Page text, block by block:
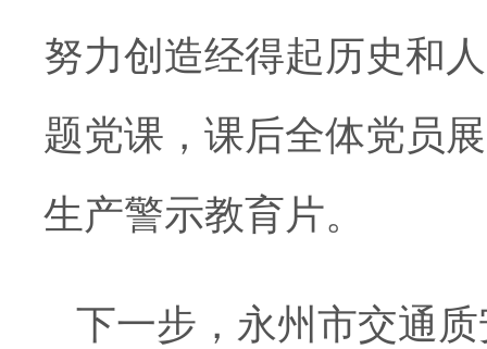
努力创造经得起历史和
题党课，课后全体党员
生产警示教育片。
下一步，永州市交通